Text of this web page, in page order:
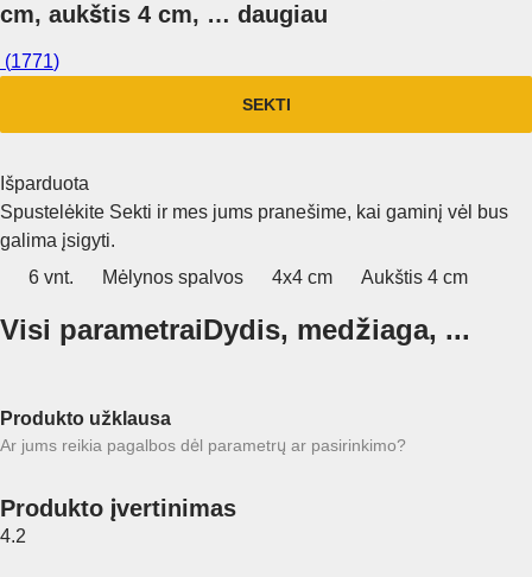
cm, aukštis 4 cm, … daugiau
(1771)
SEKTI
Išparduota
Spustelėkite Sekti ir mes jums pranešime, kai gaminį vėl bus
galima įsigyti.
6 vnt.
Mėlynos spalvos 4x4 cm Aukštis 4 cm
Visi parametraiDydis, medžiaga, ...
Produkto užklausa
Ar jums reikia pagalbos dėl parametrų ar pasirinkimo?
Produkto įvertinimas
4.2